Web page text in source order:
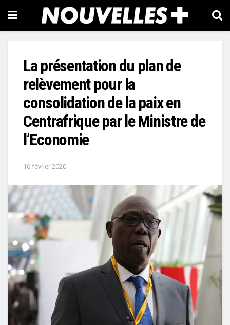
La présentation du plan de
relèvement pour la
consolidation de la paix en
Centrafrique par le Ministre de
l’Economie
16 février 2020